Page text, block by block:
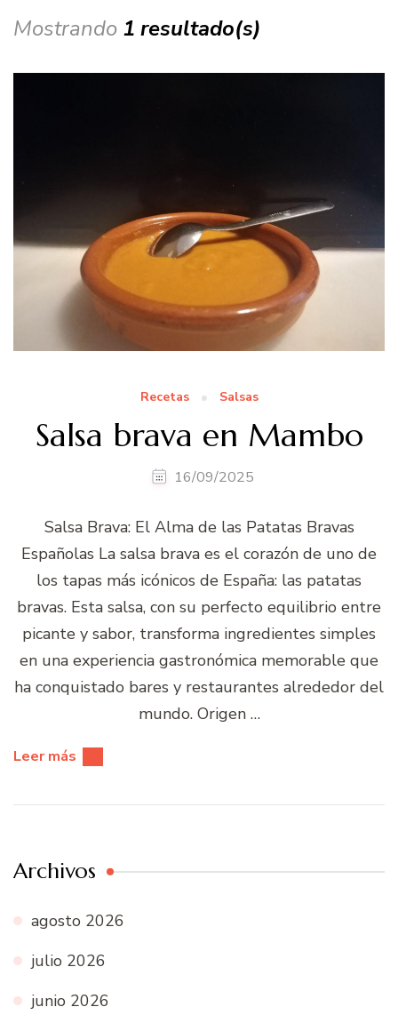
Mostrando 1 resultado(s)
Recetas Salsas
Salsa brava en Mambo
16/09/2025
Salsa Brava: El Alma de las Patatas Bravas
Españolas La salsa brava es el corazón de uno de
los tapas más icónicos de España: las patatas
bravas. Esta salsa, con su perfecto equilibrio entre
picante y sabor, transforma ingredientes simples
en una experiencia gastronómica memorable que
ha conquistado bares y restaurantes alrededor del
mundo. Origen …
Leer más
Archivos
agosto 2026
julio 2026
junio 2026